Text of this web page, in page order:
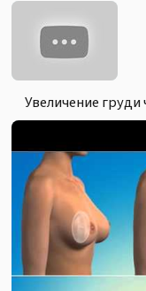
Увеличение